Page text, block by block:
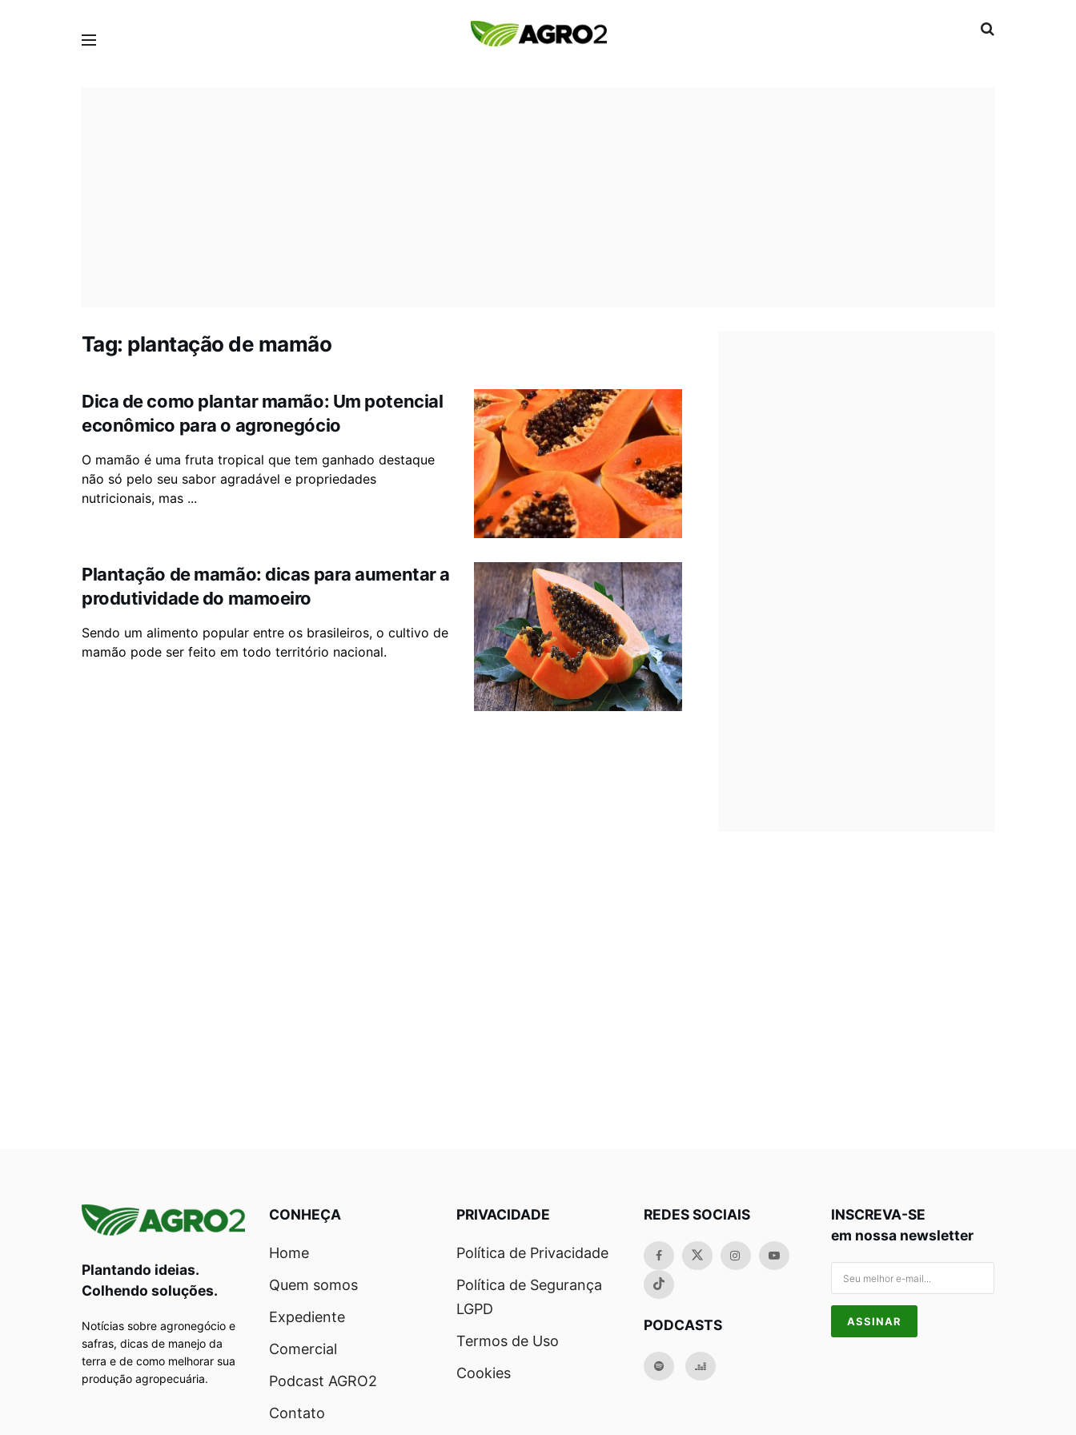
Tag: plantação de mamão
Dica de como plantar mamão: Um potencial
econômico para o agronegócio
O mamão é uma fruta tropical que tem ganhado destaque
não só pelo seu sabor agradável e propriedades
nutricionais, mas ...
Plantação de mamão: dicas para aumentar a
produtividade do mamoeiro
Sendo um alimento popular entre os brasileiros, o cultivo de
mamão pode ser feito em todo território nacional.
Plantando ideias.
Colhendo soluções.
Notícias sobre agronegócio e
safras, dicas de manejo da
terra e de como melhorar sua
produção agropecuária.
CONHEÇA
Home
Quem somos
Expediente
Comercial
Podcast AGRO2
Contato
PRIVACIDADE
Política de Privacidade
Política de Segurança
LGPD
Termos de Uso
Cookies
REDES SOCIAIS
PODCASTS
INSCREVA-SE
em nossa newsletter